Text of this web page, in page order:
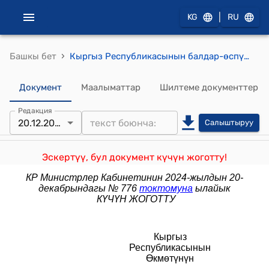
KG RU
Башкы бет › Кыргыз Республикасынын балдар-өспүрүмдөр спорттук мектеби (ДЮСШ), олимпиялык резервдеги адистештирилген балдар-өспүрүмдөр мектеби (СДЮШОР), республикалык олимпиялык резервдеги адистештирилген балдар-өспүрүмдөр мектеби (РСДЮШОР) жөнүндө типтүү Жобо (Кыргыз Республикасынын Өкмөтүнүн 2011-жылдын 30-майындагы №264 токтому менен бекитилген)
Документ Маалыматтар Шилтеме документтер
Редакция
20.12.2024 Салыштыруу
Эскертүү, бул документ күчүн жоготту!